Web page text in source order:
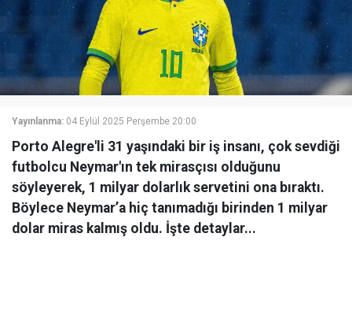
Yayınlanma: 04 Eylül 2025 Perşembe 20:00
Porto Alegre'li 31 yaşındaki bir iş insanı, çok sevdiği
futbolcu Neymar'ın tek mirasçısı olduğunu
söyleyerek, 1 milyar dolarlık servetini ona bıraktı.
Böylece Neymar’a hiç tanımadığı birinden 1 milyar
dolar miras kalmış oldu. İşte detaylar...